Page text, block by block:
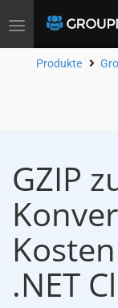
Toggle
Produkte
GZIP
.NET